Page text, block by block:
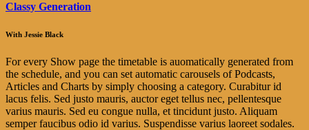
Classy Generation
With Jessie Black
For every Show page the timetable is auomatically generated from
the schedule, and you can set automatic carousels of Podcasts,
Articles and Charts by simply choosing a category. Curabitur id
lacus felis. Sed justo mauris, auctor eget tellus nec, pellentesque
varius mauris. Sed eu congue nulla, et tincidunt justo. Aliquam
semper faucibus odio id varius. Suspendisse varius laoreet sodales.